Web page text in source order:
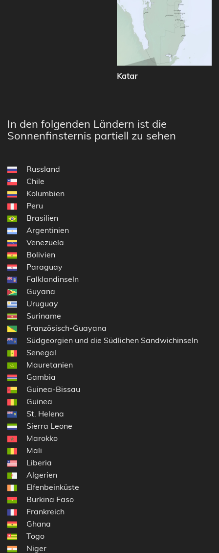
Katar
In den folgenden Ländern ist die
Sonnenfinsternis partiell zu sehen
Russland
Chile
Kolumbien
Peru
Brasilien
Argentinien
Venezuela
Bolivien
Paraguay
Falklandinseln
Guyana
Uruguay
Suriname
Französisch-Guayana
Südgeorgien und die Südlichen Sandwichinseln
Senegal
Mauretanien
Gambia
Guinea-Bissau
Guinea
St. Helena
Sierra Leone
Marokko
Mali
Liberia
Algerien
Elfenbeinküste
Burkina Faso
Frankreich
Ghana
Togo
Niger